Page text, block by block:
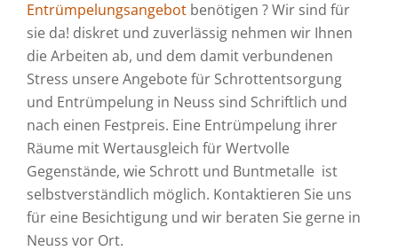
Entrümpelungsangebot benötigen ? Wir sind für
sie da! diskret und zuverlässig nehmen wir Ihnen
die Arbeiten ab, und dem damit verbundenen
Stress unsere Angebote für Schrottentsorgung
und Entrümpelung in Neuss sind Schriftlich und
nach einen Festpreis. Eine Entrümpelung ihrer
Räume mit Wertausgleich für Wertvolle
Gegenstände, wie Schrott und Buntmetalle ist
selbstverständlich möglich. Kontaktieren Sie uns
für eine Besichtigung und wir beraten Sie gerne in
Neuss vor Ort.